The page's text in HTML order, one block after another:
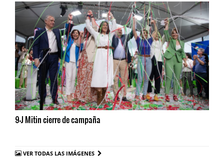
9-J Mitin cierre de campaña
VER TODAS LAS IMÁGENES